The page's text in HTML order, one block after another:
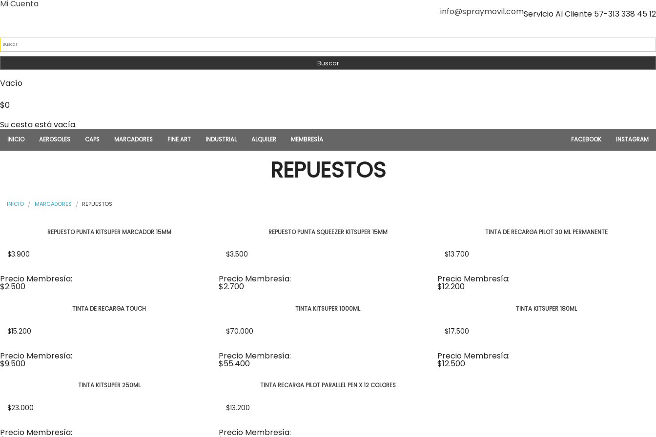
Pasar al contenido principal
INICIO DE SESIÓN
Mi Cuenta
Servicio Al Cliente 57-313 338 45 12
info@spraymovil.com
FORMULARIO DE BÚSQUEDA Buscar
Vacío
$0
Su cesta está vacía.
INICIO AEROSOLES CAPS MARCADORES FINE ART INDUSTRIAL ALQUILER MEMBRESÍA FACEBOOK INSTAGRAM
REPUESTOS
USTED ESTÁ AQUÍ
INICIO MARCADORES REPUESTOS
REPUESTO PUNTA KITSUPER MARCADOR 15MM
$3.900
Precio Membresía:
$2.500
REPUESTO PUNTA SQUEEZER KITSUPER 15MM
$3.500
Precio Membresía:
$2.700
TINTA DE RECARGA PILOT 30 ML PERMANENTE
$13.700
Precio Membresía:
$12.200
TINTA DE RECARGA TOUCH
$15.200
Precio Membresía:
$9.500
TINTA KITSUPER 1000ML
$70.000
Precio Membresía:
$55.400
TINTA KITSUPER 180ML
$17.500
Precio Membresía:
$12.500
TINTA KITSUPER 250ML
$23.000
Precio Membresía:
TINTA RECARGA PILOT PARALLEL PEN X 12 COLORES
$13.200
Precio Membresía: